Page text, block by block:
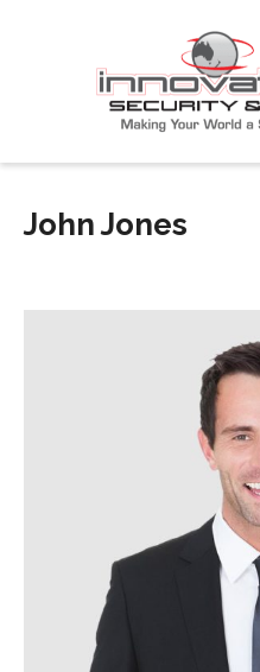
John Jones